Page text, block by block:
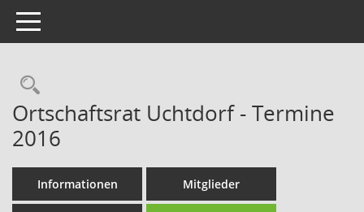
Toggle navigation
Rechercheauswahl
Ortschaftsrat Uchtdorf - Termine
2016
Informationen Mitglieder